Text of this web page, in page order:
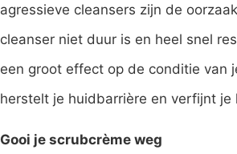
agressieve cleansers zijn de
cleanser niet duur is en heel snel
een groot effect op de conditie van
herstelt je huidbarrière en verfijnt
Gooi je scrubcrème weg